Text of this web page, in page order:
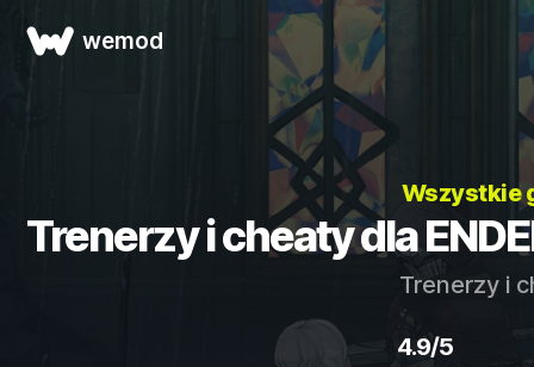
wemod
Wszystkie
Trenerzy i cheaty dla
Trenerzy i
4.9/5